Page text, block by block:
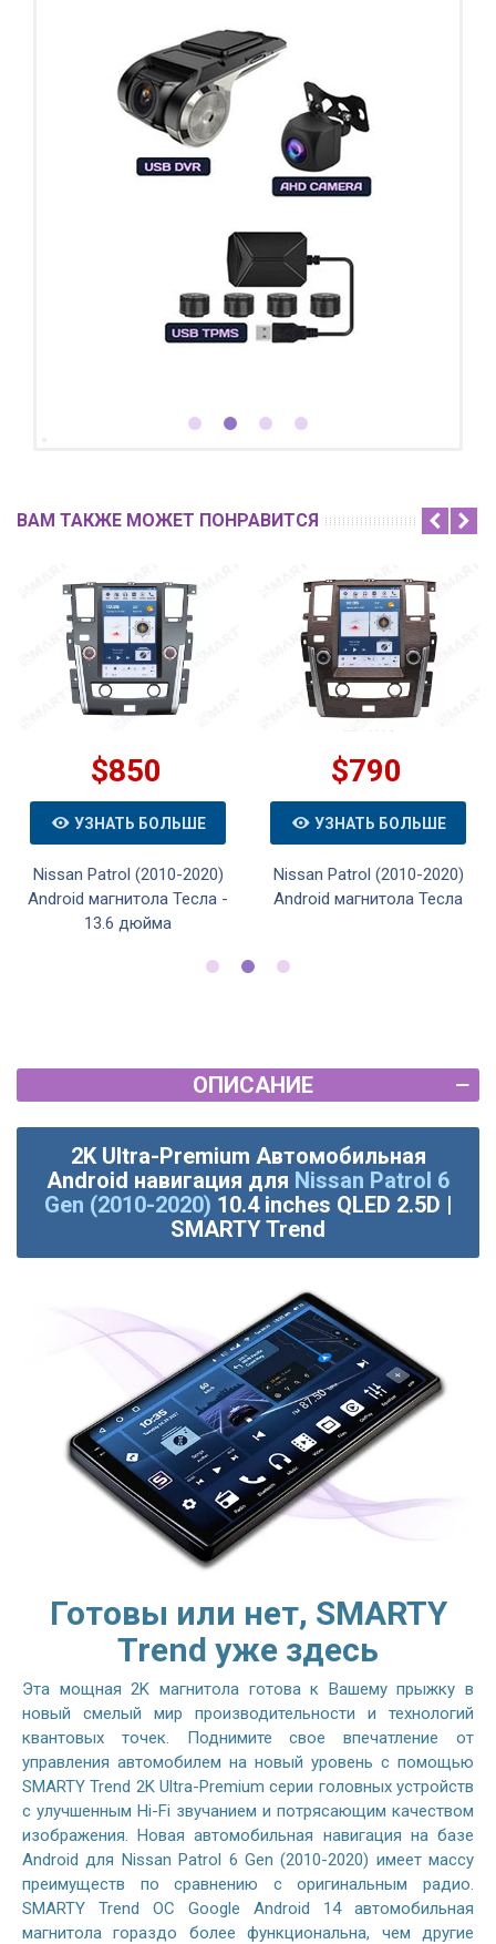
ВАМ ТАКЖЕ МОЖЕТ ПОНРАВИТСЯ
$850
УЗНАТЬ БОЛЬШЕ
Nissan Patrol (2010-2020)
Android магнитола Тесла -
13.6 дюйма
$790
УЗНАТЬ БОЛЬШЕ
Nissan Patrol (2010-2020)
Android магнитола Тесла
ОПИСАНИЕ
2K Ultra-Premium Автомобильная
Android навигация для Nissan Patrol 6
Gen (2010-2020) 10.4 inches QLED 2.5D |
SMARTY Trend
Готовы или нет, SMARTY
Trend уже здесь
Эта мощная 2K магнитола готова к Вашему прыжку в
новый смелый мир производительности и технологий
квантовых точек. Поднимите свое впечатление от
управления автомобилем на новый уровень с помощью
SMARTY Trend 2K Ultra-Premium серии головных устройств
с улучшенным Hi-Fi звучанием и потрясающим качеством
изображения. Новая автомобильная навигация на базе
Android для Nissan Patrol 6 Gen (2010-2020) имеет массу
преимуществ по сравнению с оригинальным радио.
SMARTY Trend ОС Google Android 14 автомобильная
магнитола гораздо более функциональна, чем другие